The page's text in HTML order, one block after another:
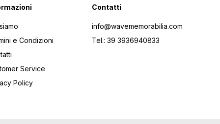
e Condizioni
Service
Policy
Contatti
info@wavememorabilia.com
Tel.: 39 3936940833